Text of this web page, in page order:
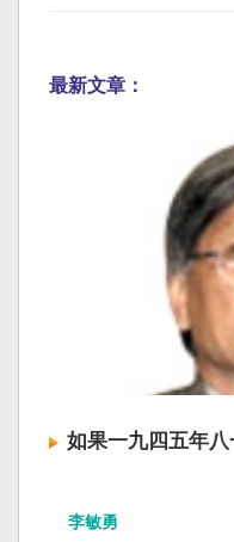
最新文章：
如果一九四五年
李敏勇